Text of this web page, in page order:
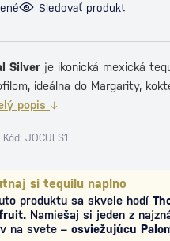
Sledovať produkt
si tequilu naplno
produktu sa skvele hodí
Namiešaj si jeden z
na svete – osviežujúcu
Silver je ikonická mexická
ideálna do Margarity,
popis
Kód: JOCUES1